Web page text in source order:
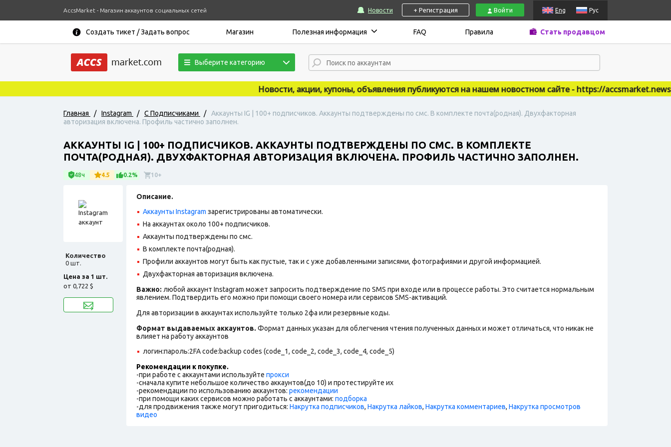
AccsMarket - Магазин аккаунтов социальных сетей Новости + Регистрация Войти Eng Рус
Создать тикет / Задать вопрос Магазин Полезная информация FAQ Правила Стать продавцом
Выберите категорию
Новости, акции, купоны, объявления публикуются на нашем новостном сайте - https://accsmarket.news
Главная / Instagram / С Подписчиками /
Аккаунты IG | 100+ подписчиков. Аккаунты подтверждены по смс. В комплекте почта(родная). Двухфакторная
авторизация включена. Профиль частично заполнен.
АККАУНТЫ IG | 100+ ПОДПИСЧИКОВ. АККАУНТЫ ПОДТВЕРЖДЕНЫ ПО СМС. В КОМПЛЕКТЕ
ПОЧТА(РОДНАЯ). ДВУХФАКТОРНАЯ АВТОРИЗАЦИЯ ВКЛЮЧЕНА. ПРОФИЛЬ ЧАСТИЧНО ЗАПОЛНЕН.
48ч 4.5 0.2% 10+
Количество
0 шт.
Цена за 1 шт.
от 0,722 $
Описание.
Аккаунты Instagram зарегистрированы автоматически.
На аккаунтах около 100+ подписчиков.
Аккаунты подтверждены по смс.
В комплекте почта(родная).
Профили аккаунтов могут быть как пустые, так и с уже добавленными записями, фотографиями и другой информацией.
Двухфакторная авторизация включена.
Важно: любой аккаунт Instagram может запросить подтверждение по SMS при входе или в процессе работы. Это считается нормальным
явлением. Подтвердить его можно при помощи своего номера или сервисов SMS-активаций.
Для авторизации в аккаунтах используйте только 2фа или резервные коды.
Формат выдаваемых аккаунтов. Формат данных указан для облегчения чтения полученных данных и может отличаться, что никак не
влияет на работу аккаунтов
логин:пароль:2FA code:backup codes (code_1, code_2, code_3, code_4, code_5)
Рекомендации к покупке.
-при работе с аккаунтами используйте прокси
-сначала купите небольшое количество аккаунтов(до 10) и протестируйте их
-рекомендации по использованию аккаунтов: рекомендации
-при помощи каких сервисов можно работать с аккаунтами: подборка
-для продвижения также могут пригодиться: Накрутка подписчиков, Накрутка лайков, Накрутка комментариев, Накрутка просмотров
видео